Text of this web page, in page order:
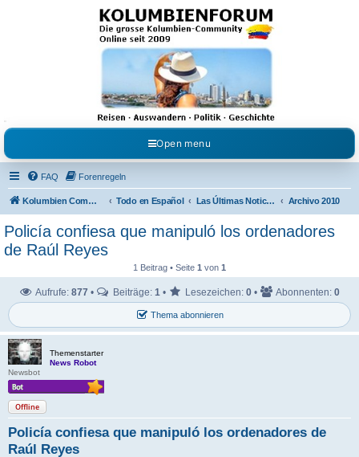
Kolumbienforum - Das
grosse Forum der
Freunde Kolumbiens
Reisen, Auswandern, Kultur, Politik, Geschichte und Visum in Kolumbien und Venezuela.
Austausch, Erfahrungen und Gemeinschaft im Kolumbienforum
Open menu
FAQ Forenregeln
Kolumbien Community Todo en Español Las Últimas Noticias en Español Archivo 2010
Policía confiesa que manipuló los ordenadores
de Raúl Reyes
1 Beitrag • Seite 1 von 1
Thema abonnieren
Aufrufe: 877 • Beiträge: 1 • Lesezeichen: 0 • Abonnenten: 0
Themenstarter
News Robot
Newsbot
Offline
Policía confiesa que manipuló los ordenadores de
Raúl Reyes